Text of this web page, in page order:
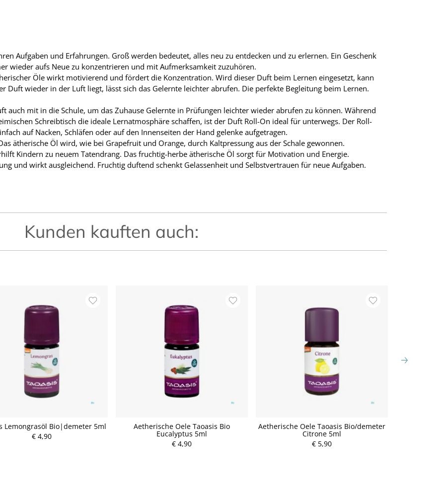
Aufgaben und Erfahrungen. Groß werden bedeutet, alles neu zu entdecken und zu erlernen. Ein Geschenk
wieder aufs Neue zu konzentrieren und mit Aufmerksamkeit zuzuhören.
Öle wirkt motivierend und fördert die Konzentration. Wird dieser Duft beim Lernen eingesetzt, kann
Duft wieder in der Luft liegt, lässt sich das Gelernte leichter abrufen. Die perfekte Begleitung beim Lernen.
auch mit in die Schule, um das Zuhause Gelernte in Prüfungen leichter wieder abrufen zu können. Während
Schreibtisch die ideale Lernatmosphäre schaffen, ist der Duft Roll-On ideal für unterwegs. Der Roll-
auf Nacken, Schläfen oder auf den Innenseiten der Hand gelenke aufgetragen.
ätherische Öl wird, wie bei Grapefruit und Orange, durch Kaltpressung aus der Schale gewonnen.
Kindern zu neuem Tatendrang. Das fruchtig-herbe ätherische Öl sorgt für Motivation und Energie.
und wirkt ausgleichend. Fruchtig duftend schenkt Gelassenheit und Selbstvertrauen für neue Aufgaben.
Kunden kauften auch:
Lemongrasöl Bio|demeter 5ml
€ 4,90
Aetherische Oele Taoasis Bio
Eucalyptus 5ml
€ 4,90
Aetherische Oele Taoasis Bio/demeter
Citrone 5ml
€ 5,90
P
r
P
r